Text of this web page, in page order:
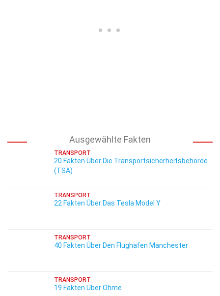
Ausgewählte Fakten
TRANSPORT
20 Fakten Über Die Transportsicherheitsbehörde
(TSA)
TRANSPORT
22 Fakten Über Das Tesla Model Y
TRANSPORT
40 Fakten Über Den Flughafen Manchester
TRANSPORT
19 Fakten Über Ohme